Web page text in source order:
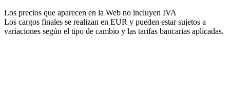
Los precios que aparecen en la Web no incluyen IVA
Los cargos finales se realizan en EUR y pueden estar sujetos a
variaciones según el tipo de cambio y las tarifas bancarias aplicadas.